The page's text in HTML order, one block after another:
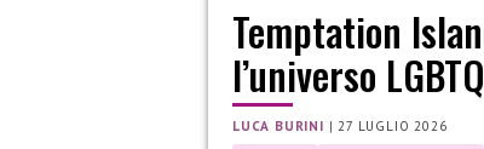
Temptation
l’universo
LUCA BURINI | 27 LUGLIO 2026